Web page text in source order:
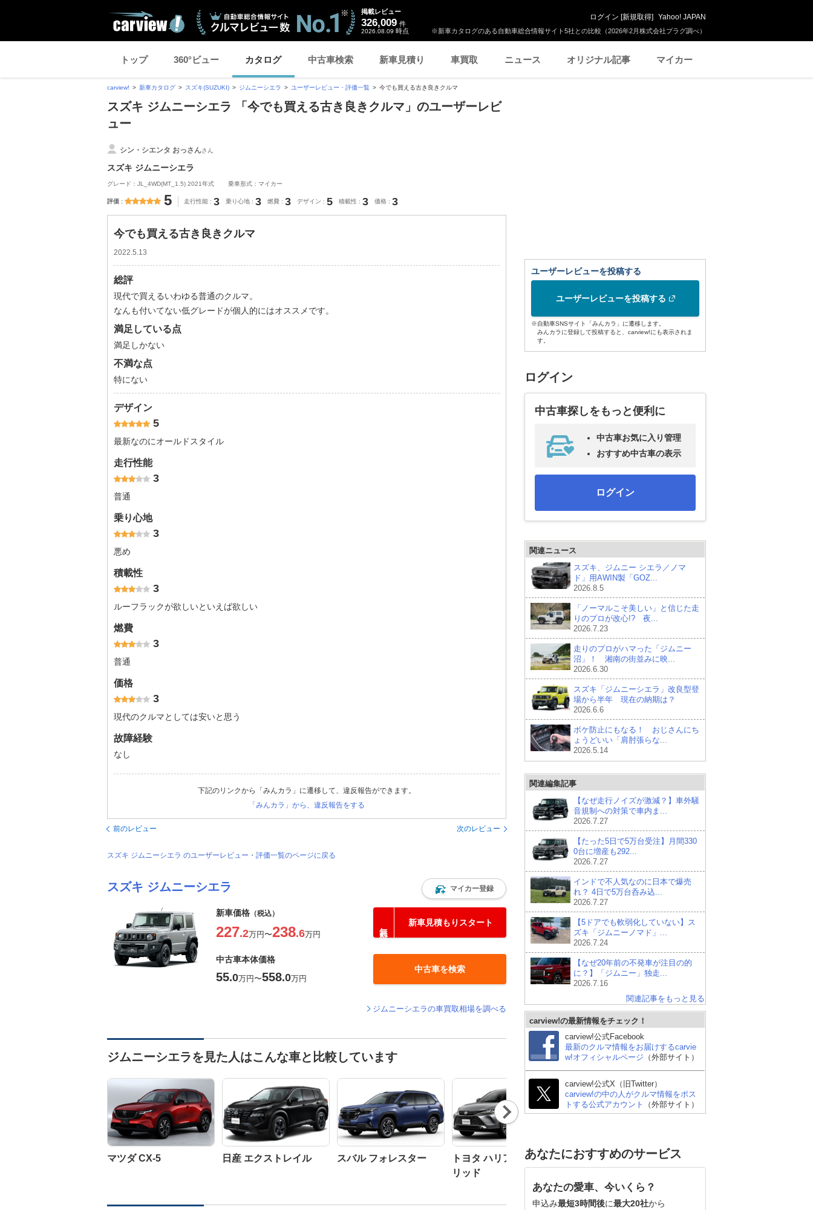
※新車カタログのある自動車総合情報サイト5社との比較（2026年2月株式会社プラグ調べ）
掲載レビュー
326,009 件
2026.08.09 時点
ログイン [新規取得] Yahoo! JAPAN
トップ 360°ビュー カタログ 中古車検索 新車見積り 車買取 ニュース オリジナル記事 マイカー
carview! 新車カタログ スズキ(SUZUKI) ジムニーシエラ ユーザーレビュー・評価一覧 今でも買える古き良きクルマ
スズキ ジムニーシエラ 「今でも買える古き良きクルマ」のユーザーレビ
ュー
シン・シエンタ おっさんさん
スズキ ジムニーシエラ
グレード：JL_4WD(MT_1.5) 2021年式 乗車形式：マイカー
評価 5 走行性能 3 乗り心地 3 燃費 3 デザイン 5 積載性 3 価格 3
今でも買える古き良きクルマ
2022.5.13
総評
現代で買えるいわゆる普通のクルマ。
なんも付いてない低グレードが個人的にはオススメです。
満足している点
満足しかない
不満な点
特にない
デザイン
5
最新なのにオールドスタイル
走行性能
3
普通
乗り心地
3
悪め
積載性
3
ルーフラックが欲しいといえば欲しい
燃費
3
普通
価格
3
現代のクルマとしては安いと思う
故障経験
なし
下記のリンクから「みんカラ」に遷移して、違反報告ができます。
「みんカラ」から、違反報告をする
前のレビュー 次のレビュー
スズキ ジムニーシエラ のユーザーレビュー・評価一覧のページに戻る
スズキ ジムニーシエラ マイカー登録
新車価格 （税込）
227.2万円〜238.6万円
新車見積もりスタート
中古車本体価格
55.0万円〜558.0万円
中古車を検索
ジムニーシエラの車買取相場を調べる
ジムニーシエラを見た人はこんな車と比較しています
マツダ CX-5 日産 エクストレイル スバル フォレスター
トヨタ ハリアーハイブ
リッド
トヨタ ランドクルーザ
Nex
t
ユーザーレビューを投稿する
ユーザーレビューを投稿する
※自動車SNSサイト「みんカラ」に遷移します。
みんカラに登録して投稿すると、carview!にも表示されま
す。
ログイン
中古車探しをもっと便利に
中古車お気に入り管理
おすすめ中古車の表示
ログイン
関連ニュース
スズキ、ジムニー シエラ／ノマ
ド」用AWIN製「GOZ...
2026.8.5
「ノーマルこそ美しい」と信じた走
りのプロが改心!? 夜...
2026.7.23
走りのプロがハマった「ジムニー
沼」！ 湘南の街並みに映...
2026.6.30
スズキ「ジムニーシエラ」改良型登
場から半年 現在の納期は？
2026.6.6
ボケ防止にもなる！ おじさんにち
ょうどいい「肩肘張らな...
2026.5.14
関連編集記事
【なぜ走行ノイズが激減？】車外騒
音規制への対策で車内ま...
2026.7.27
【たった5日で5万台受注】月間330
0台に増産も292...
2026.7.27
インドで不人気なのに日本で爆売
れ？ 4日で5万台呑み込...
2026.7.27
【5ドアでも軟弱化していない】ス
ズキ「ジムニーノマド」...
2026.7.24
【なぜ20年前の不発車が注目の的
に？】「ジムニー」独走...
2026.7.16
関連記事をもっと見る
carview!の最新情報をチェック！
carview!公式Facebook
最新のクルマ情報をお届けするcarvie
w!オフィシャルページ （外部サイト）
carview!公式X（旧Twitter）
carview!の中の人がクルマ情報をポス
トする公式アカウント
（外部サイト）
あなたにおすすめのサービス
あなたの愛車、今いくら？
申込み最短3時間後に最大20社から